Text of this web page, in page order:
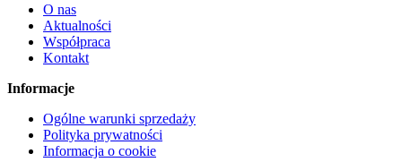
O nas
Aktualności
Współpraca
Kontakt
Informacje
Ogólne warunki sprzedaży
Polityka prywatności
Informacja o cookie